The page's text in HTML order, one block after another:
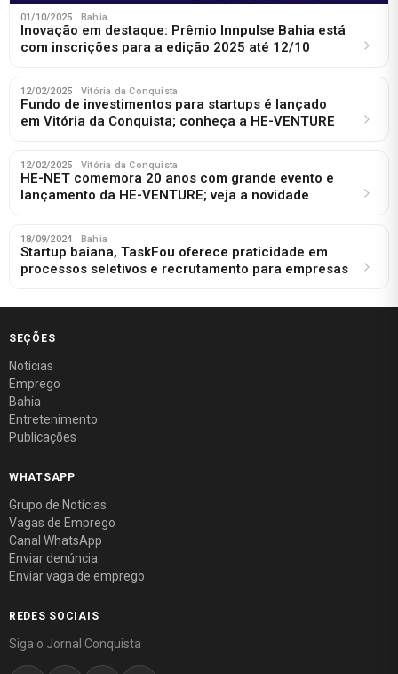
01/10/2025 · Bahia
Inovação em destaque: Prêmio Innpulse Bahia está
com inscrições para a edição 2025 até 12/10
12/02/2025 · Vitória da Conquista
Fundo de investimentos para startups é lançado
em Vitória da Conquista; conheça a HE-VENTURE
12/02/2025 · Vitória da Conquista
HE-NET comemora 20 anos com grande evento e
lançamento da HE-VENTURE; veja a novidade
18/09/2024 · Bahia
Startup baiana, TaskFou oferece praticidade em
processos seletivos e recrutamento para empresas
SEÇÕES
Notícias
Emprego
Bahia
Entretenimento
Publicações
WHATSAPP
Grupo de Notícias
Vagas de Emprego
Canal WhatsApp
Enviar denúncia
Enviar vaga de emprego
REDES SOCIAIS
Siga o Jornal Conquista